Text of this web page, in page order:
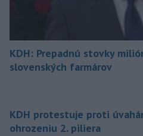
KDH: Prepadnú stovky
slovenských farmárov
KDH protestuje proti
ohrozeniu 2. piliera